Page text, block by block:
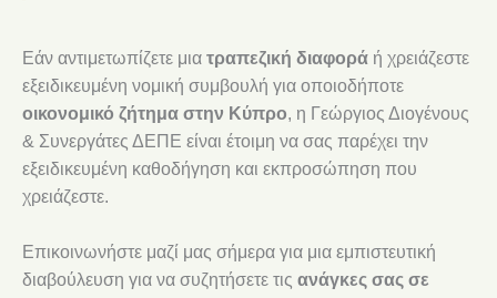
Εάν αντιμετωπίζετε μια τραπεζική διαφορά ή χρειάζεστε
εξειδικευμένη νομική συμβουλή για οποιοδήποτε
οικονομικό ζήτημα στην Κύπρο, η Γεώργιος Διογένους
& Συνεργάτες ΔΕΠΕ είναι έτοιμη να σας παρέχει την
εξειδικευμένη καθοδήγηση και εκπροσώπηση που
χρειάζεστε.
Επικοινωνήστε μαζί μας σήμερα για μια εμπιστευτική
διαβούλευση για να συζητήσετε τις ανάγκες σας σε